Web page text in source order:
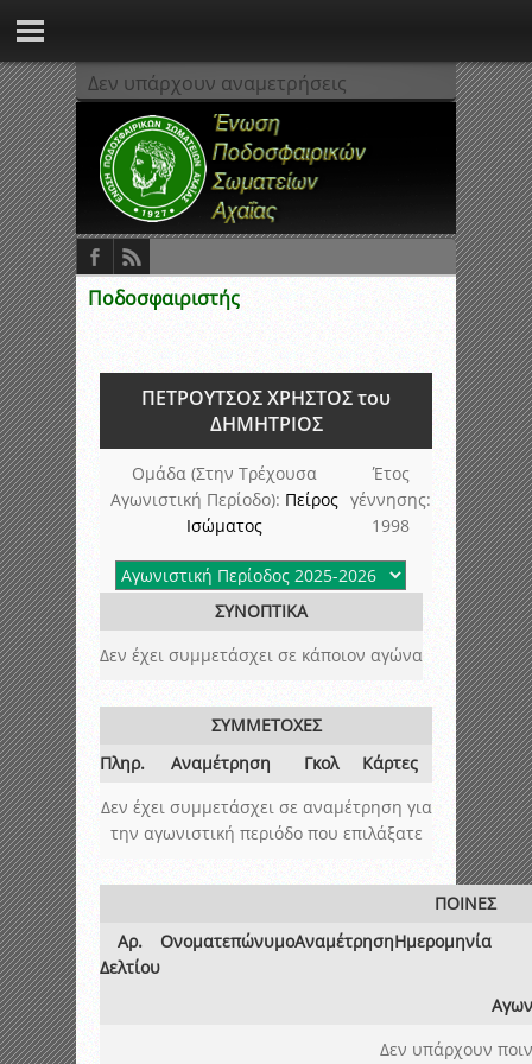
Δεν υπάρχουν αναμετρήσεις
Ποδοσφαιριστής
ΠΕΤΡΟΥΤΣΟΣ ΧΡΗΣΤΟΣ του
ΔΗΜΗΤΡΙΟΣ
Ομάδα (Στην Τρέχουσα
Αγωνιστική Περίοδο): Πείρος
Ισώματος
Έτος
γέννησης:
1998
ΣΥΝΟΠΤΙΚΑ
Δεν έχει συμμετάσχει σε κάποιον αγώνα
ΣΥΜΜΕΤΟΧΕΣ
Πληρ.
Αναμέτρηση Γκολ
Κάρτες
Δεν έχει συμμετάσχει σε αναμέτρηση για
την αγωνιστική περιόδο που επιλάξατε
ΠΟΙΝΕΣ
Αρ.
Δελτίου
ΟνοματεπώνυμοΑναμέτρησηΗμερομηνία
Δεν υπάρχουν